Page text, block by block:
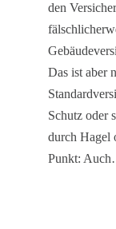
den
Das ist aber
Schutz oder
durch Hagel
Punkt: